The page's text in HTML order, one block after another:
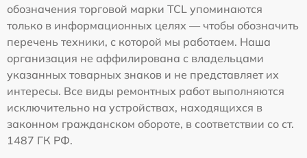
обозначения торговой марки TCL упоминаются
только в информационных целях — чтобы обозначить
перечень техники, с которой мы работаем. Наша
организация не аффилирована с владельцами
указанных товарных знаков и не представляет их
интересы. Все виды ремонтных работ выполняются
исключительно на устройствах, находящихся в
законном гражданском обороте, в соответствии со ст.
1487 ГК РФ.